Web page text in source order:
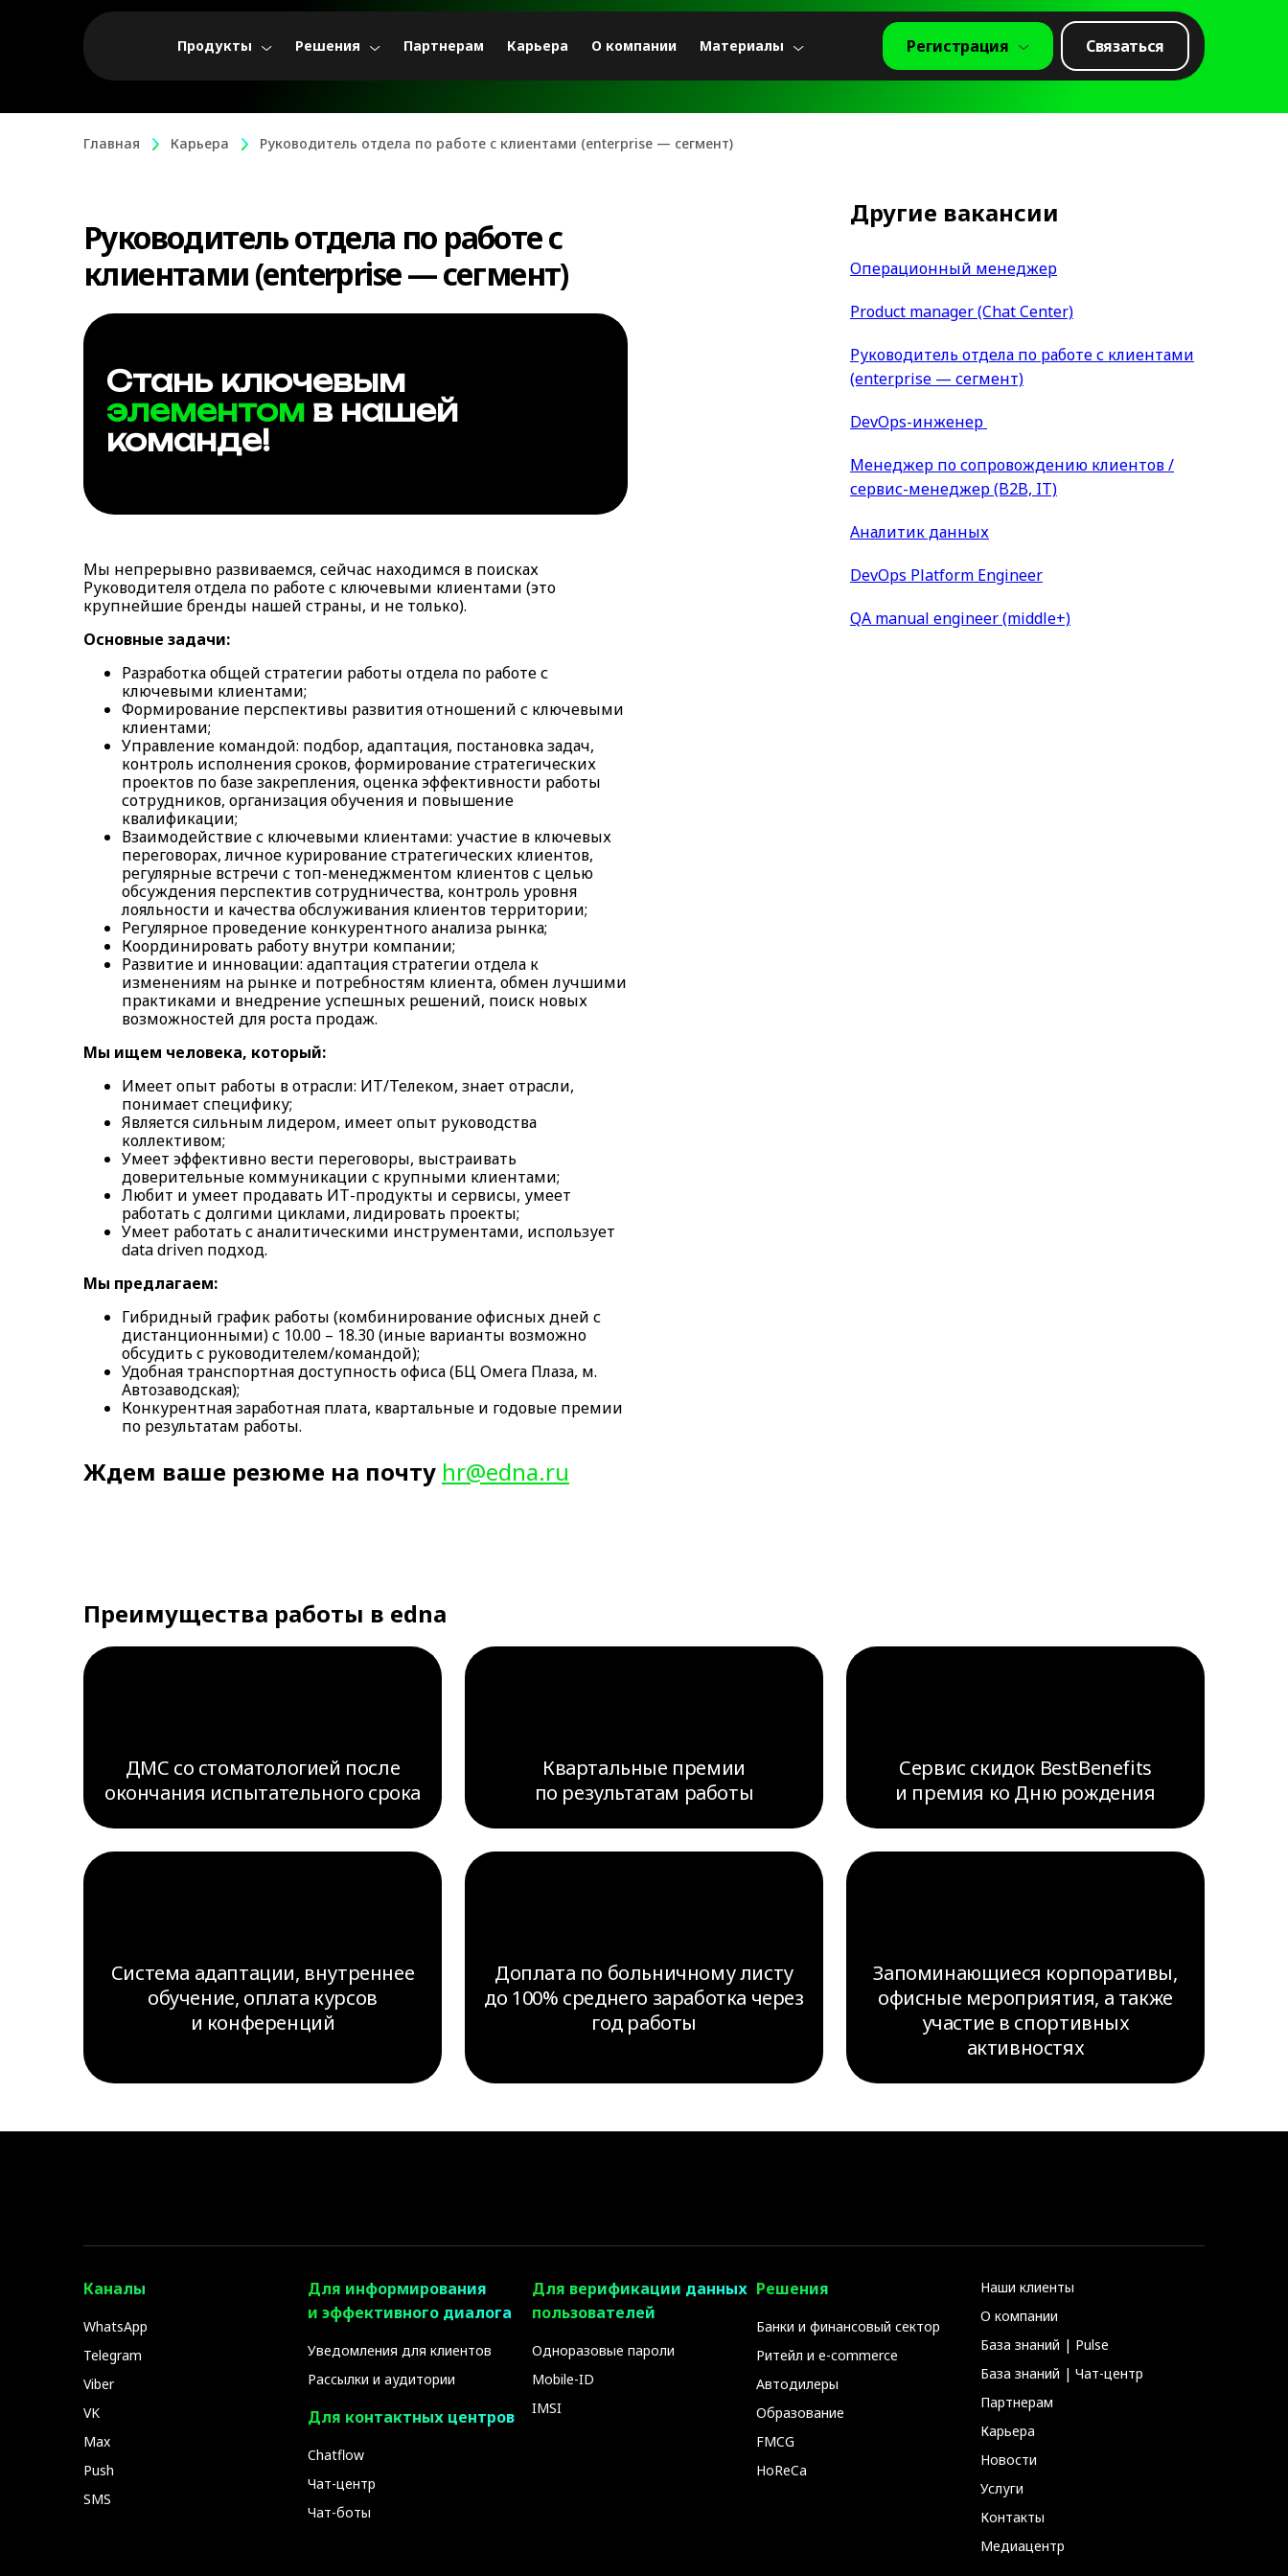
Продукты Решения Партнерам Карьера О компании Материалы Регистрация Связаться
Главная Карьера Руководитель отдела по работе с клиентами (enterprise — сегмент)
Руководитель отдела по работе с
клиентами (enterprise — сегмент)
Стань ключевым
элементом в нашей
команде!
Мы непрерывно развиваемся, сейчас находимся в поисках
Руководителя отдела по работе с ключевыми клиентами (это
крупнейшие бренды нашей страны, и не только).
Основные задачи:
Разработка общей стратегии работы отдела по работе с
ключевыми клиентами;
Формирование перспективы развития отношений с ключевыми
клиентами;
Управление командой: подбор, адаптация, постановка задач,
контроль исполнения сроков, формирование стратегических
проектов по базе закрепления, оценка эффективности работы
сотрудников, организация обучения и повышение
квалификации;
Взаимодействие с ключевыми клиентами: участие в ключевых
переговорах, личное курирование стратегических клиентов,
регулярные встречи с топ-менеджментом клиентов с целью
обсуждения перспектив сотрудничества, контроль уровня
лояльности и качества обслуживания клиентов территории;
Регулярное проведение конкурентного анализа рынка;
Координировать работу внутри компании;
Развитие и инновации: адаптация стратегии отдела к
изменениям на рынке и потребностям клиента, обмен лучшими
практиками и внедрение успешных решений, поиск новых
возможностей для роста продаж.
Мы ищем человека, который:
Имеет опыт работы в отрасли: ИТ/Телеком, знает отрасли,
понимает специфику;
Является сильным лидером, имеет опыт руководства
коллективом;
Умеет эффективно вести переговоры, выстраивать
доверительные коммуникации с крупными клиентами;
Любит и умеет продавать ИТ-продукты и сервисы, умеет
работать с долгими циклами, лидировать проекты;
Умеет работать с аналитическими инструментами, использует
data driven подход.
Мы предлагаем:
Гибридный график работы (комбинирование офисных дней с
дистанционными) с 10.00 – 18.30 (иные варианты возможно
обсудить с руководителем/командой);
Удобная транспортная доступность офиса (БЦ Омега Плаза, м.
Автозаводская);
Конкурентная заработная плата, квартальные и годовые премии
по результатам работы.
Ждем ваше резюме на почту hr@edna.ru
Другие вакансии
Операционный менеджер
Product manager (Chat Center)
Руководитель отдела по работе с клиентами
(enterprise — сегмент)
DevOps-инженер
Менеджер по сопровождению клиентов /
сервис-менеджер (B2B, IT)
Аналитик данных
DevOps Platform Engineer
QA manual engineer (middle+)
Преимущества работы в edna
ДМС со стоматологией после
окончания испытательного срока
Квартальные премии
по результатам работы
Сервис скидок BestBenefits
и премия ко Дню рождения
Система адаптации, внутреннее
обучение, оплата курсов
и конференций
Доплата по больничному листу
до 100% среднего заработка через
год работы
Запоминающиеся корпоративы,
офисные мероприятия, а также
участие в спортивных
активностях
Каналы
WhatsApp
Telegram
Viber
VK
Max
Push
SMS
Для информирования
и эффективного диалога
Уведомления для клиентов
Рассылки и аудитории
Для контактных центров
Chatflow
Чат-центр
Чат-боты
Для верификации данных
пользователей
Одноразовые пароли
Mobile-ID
IMSI
Решения
Банки и финансовый сектор
Ритейл и e-commerce
Автодилеры
Образование
FMCG
HoReCa
Наши клиенты
О компании
База знаний | Pulse
База знаний | Чат-центр
Партнерам
Карьера
Новости
Услуги
Контакты
Медиацентр